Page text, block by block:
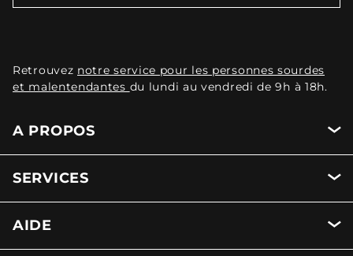
Retrouvez notre service pour les personnes sourdes
et malentendantes du lundi au vendredi de 9h à 18h.
A PROPOS
SERVICES
AIDE